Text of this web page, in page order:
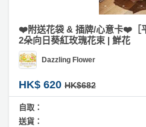
❤️附送花袋 & 插牌/心意卡❤️［
2朵向日葵紅玫瑰花束 | 鮮花
Dazzling Flower
HK$ 620 HK$682
自取：
送貨：